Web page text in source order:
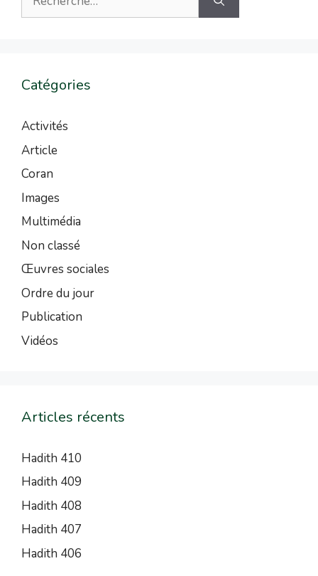
Catégories
Activités
Article
Coran
Images
Multimédia
Non classé
Œuvres sociales
Ordre du jour
Publication
Vidéos
Articles récents
Hadith 410
Hadith 409
Hadith 408
Hadith 407
Hadith 406